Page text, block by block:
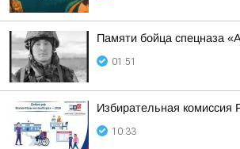
Памяти бойца спецназа
01:51
Избирательная комиссия
10:33